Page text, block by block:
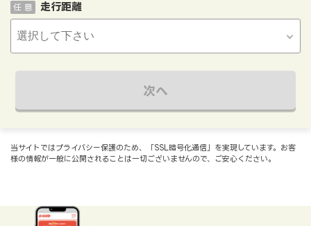
走行距離
任 意
次へ
当サイトではプライバシー保護のため、「SSL暗号化通信」を実現しています。お客
様の情報が一般に公開されることは一切ございませんので、ご安心ください。